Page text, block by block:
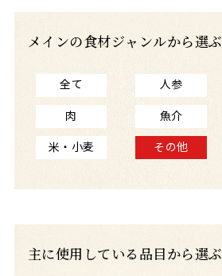
メインの食材ジャンルから選ぶ
全て 人参
肉
魚介
米・小麦
その他
主に使用している品目から選ぶ